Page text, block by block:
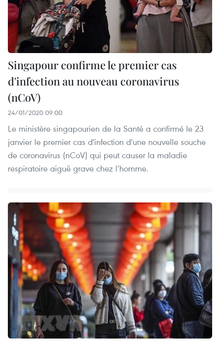
Singapour confirme le premier cas
d'infection au nouveau coronavirus
(nCoV)
24/01/2020 09:00
Le ministère singapourien de la Santé a confirmé le 23
janvier le premier cas d'infection d'une nouvelle souche
de coronavirus (nCoV) qui peut causer la maladie
respiratoire aiguë grave chez l’homme.